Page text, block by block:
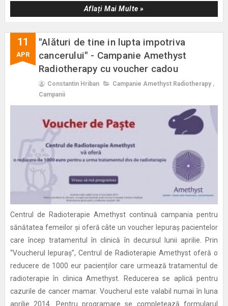
Aflați Mai Multe »
11
APR
"Alături de tine in lupta impotriva
cancerului" - Campanie Amethyst
Radiotherapy cu voucher cadou
Constantin Hriban Campanie Amethyst Radiotherapy ,
Campanii
Centrul de Radioterapie Amethyst continuă campania pentru
sănătatea femeilor și oferă câte un voucher Iepuraș pacientelor
care încep tratamentul în clinică în decursul lunii aprilie. Prin
“Voucherul Iepuraș”, Centrul de Radioterapie Amethyst oferă o
reducere de 1000 eur pacienților care urmează tratamentul de
radioterapie în clinica Amethyst. Reducerea se aplică pentru
cazurile de cancer mamar. Voucherul este valabil numai în luna
aprilie 2014. Pentru programare se completează formularul